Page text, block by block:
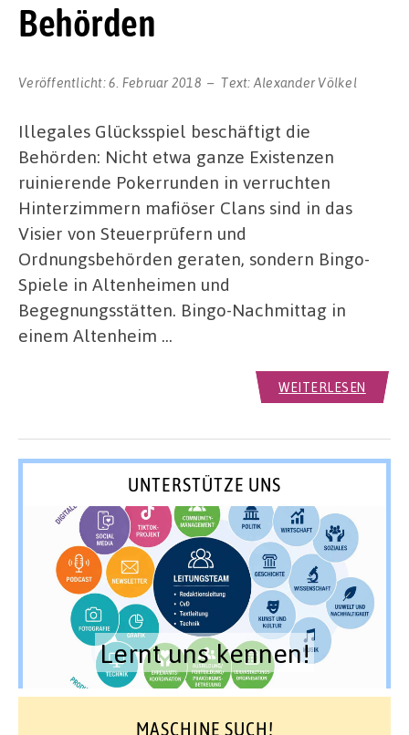
Behörden
Veröffentlicht:6. Februar 2018 Text: Alexander Völkel
Illegales Glücksspiel beschäftigt die
Behörden: Nicht etwa ganze Existenzen
ruinierende Pokerrunden in verruchten
Hinterzimmern mafiöser Clans sind in das
Visier von Steuerprüfern und
Ordnungsbehörden geraten, sondern Bingo-
Spiele in Altenheimen und
Begegnungsstätten. Bingo-Nachmittag in
einem Altenheim …
WEITERLESEN
UNTERSTÜTZE UNS
Lernt uns kennen!
MASCHINE SUCH!